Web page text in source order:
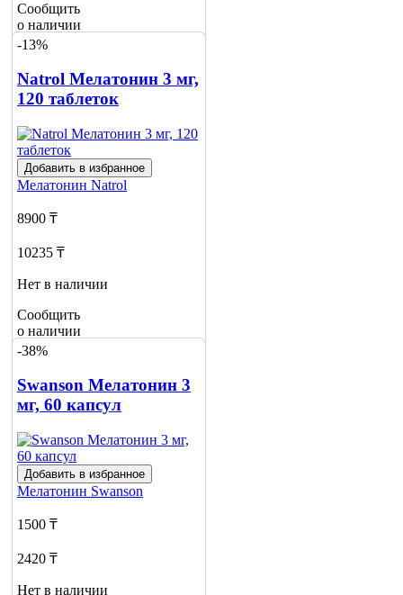
Сообщить
о наличии
-13%
Natrol Мелатонин 3 мг,
120 таблеток
Добавить в избранное
Мелатонин Natrol
8900 ₸
10235 ₸
Нет в наличии
Сообщить
о наличии
-38%
Swanson Мелатонин 3
мг, 60 капсул
Добавить в избранное
Мелатонин Swanson
1500 ₸
2420 ₸
Нет в наличии